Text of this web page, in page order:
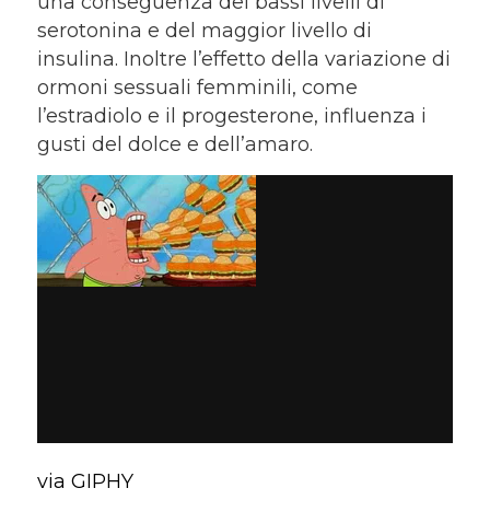
serotonina e del maggior livello di
insulina. Inoltre l’effetto della variazione di
ormoni sessuali femminili, come
l’estradiolo e il progesterone, influenza i
gusti del dolce e dell’amaro.
via GIPHY